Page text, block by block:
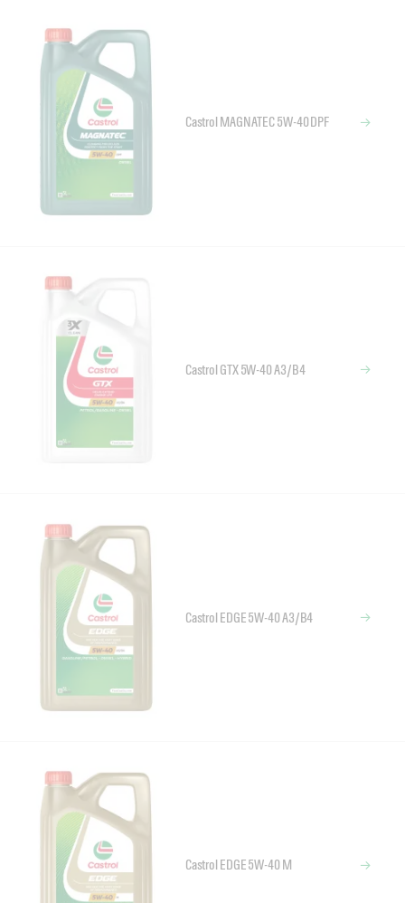
Castrol MAGNATEC 5W-40 DPF
Castrol GTX 5W-40 A3/B4
Castrol EDGE 5W-40 A3/B4
Castrol EDGE 5W-40 M